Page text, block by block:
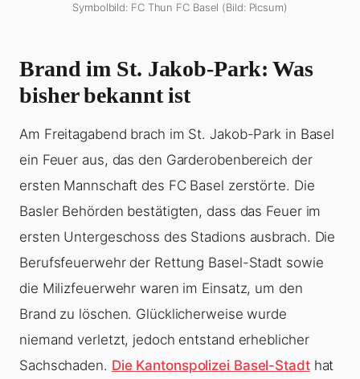
Symbolbild: FC Thun FC Basel (Bild: Picsum)
Brand im St. Jakob-Park: Was
bisher bekannt ist
Am Freitagabend brach im St. Jakob-Park in Basel
ein Feuer aus, das den Garderobenbereich der
ersten Mannschaft des FC Basel zerstörte. Die
Basler Behörden bestätigten, dass das Feuer im
ersten Untergeschoss des Stadions ausbrach. Die
Berufsfeuerwehr der Rettung Basel-Stadt sowie
die Milizfeuerwehr waren im Einsatz, um den
Brand zu löschen. Glücklicherweise wurde
niemand verletzt, jedoch entstand erheblicher
Sachschaden. Die Kantonspolizei Basel-Stadthat